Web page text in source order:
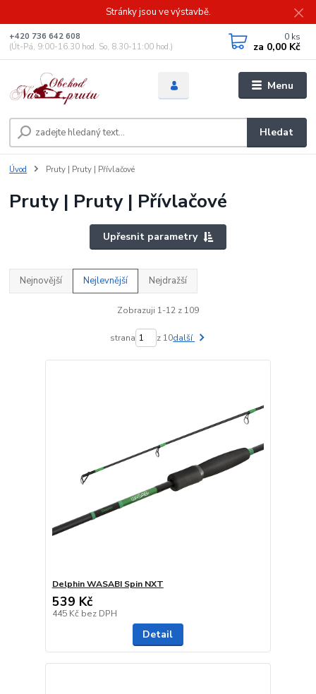
Stránky jsou ve výstavbě.
Menu
Hledat
+420 736 642 608
(Út-Pá, 9:00-16.30 hod. So, 8.30-11:00 hod.)
0 ks
za 0,00 Kč
Úvod Pruty | Pruty | Přívlačové
Pruty | Pruty | Přívlačové
Upřesnit parametry
Nejnovější Nejlevnější Nejdražší
Zobrazuji 1-12 z 109
strana z 10další
Delphin WASABI Spin NXT
539 Kč
445 Kč bez DPH
Detail